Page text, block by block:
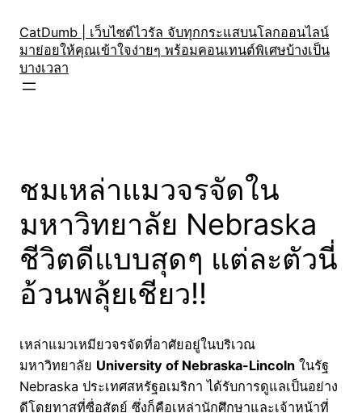
content
CatDumb | เว็บไซต์ไวรัล จับทุกกระแสบนโลกออนไลน์
มาย่อยให้คุณเข้าใจง่ายๆ พร้อมคอนเทนต์พิเศษบ้างเป็น
บางเวลา
ชมเหล่าแมวจรจัดใน
มหาวิทยาลัย Nebraska
ชีวิตดีแบบสุดๆ แต่ละตัวนี่
อ้วนพลุ้ยเชียว!!
เหล่าแมวเหมียวจรจัดที่อาศัยอยู่ในบริเวณ
มหาวิทยาลัย University of Nebraska-Lincoln ในรัฐ
Nebraska ประเทศสหรัฐอเมริกา ได้รับการดูแลเป็นอย่าง
ดีโดยทาสที่ซื่อสัตย์ ซึ่งก็คือเหล่านักศึกษาและเจ้าหน้าที่